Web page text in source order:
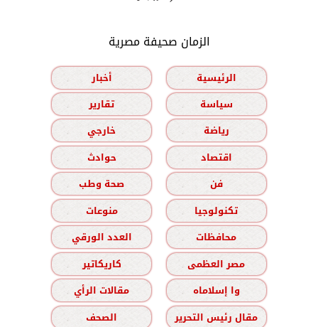
الزمان صحيفة مصرية
الرئيسية
أخبار
سياسة
تقارير
رياضة
خارجي
اقتصاد
حوادث
فن
صحة وطب
تكنولوجيا
منوعات
محافظات
العدد الورقي
مصر العظمى
كاريكاتير
وا إسلاماه
مقالات الرأي
مقال رئيس التحرير
الصحف